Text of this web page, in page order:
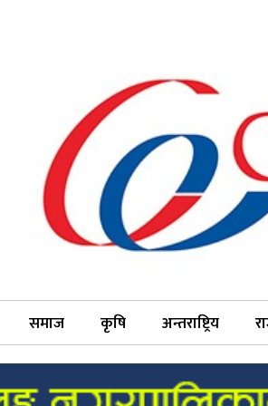
समाज कृषि अन्तराष्ट्रिय